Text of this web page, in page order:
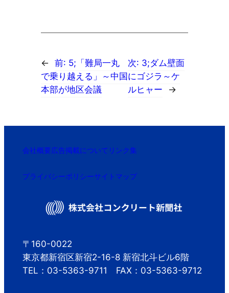
← 前: 5;「難局一丸
で乗り越える」～中国
本部が地区会議
次: 3;ダム壁面
にゴジラ～ケ
ルヒャー
→
会社概要広告掲載について リンク集
プライバシーポリシーサイトマップ
〒160-0022
東京都新宿区新宿2-16-8 新宿北斗ビル6階
TEL：03-5363-9711 FAX：03-5363-9712